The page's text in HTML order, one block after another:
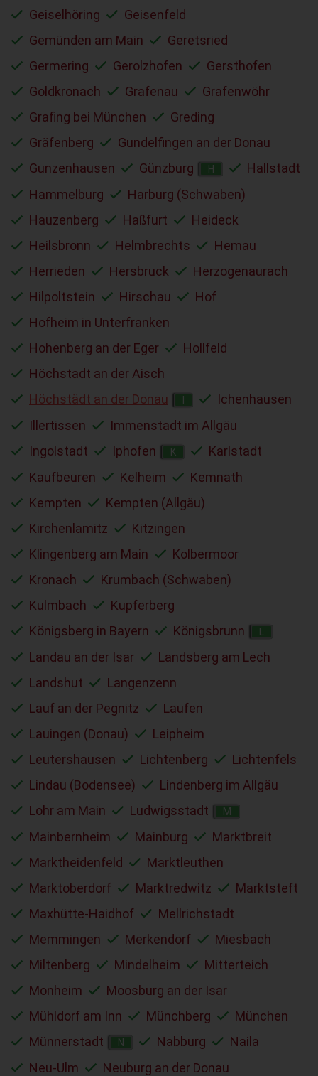
Geiselhöring
Geisenfeld
Gemünden am Main
Geretsried
Germering
Gerolzhofen
Gersthofen
Goldkronach
Grafenau
Grafenwöhr
Grafing bei München
Greding
Gräfenberg
Gundelfingen an der Donau
Gunzenhausen
Günzburg H
Hallstadt
Hammelburg
Harburg (Schwaben)
Hauzenberg
Haßfurt
Heideck
Heilsbronn
Helmbrechts
Hemau
Herrieden
Hersbruck
Herzogenaurach
Hilpoltstein
Hirschau
Hof
Hofheim in Unterfranken
Hohenberg an der Eger
Hollfeld
Höchstadt an der Aisch
Höchstädt an der Donau
Ichenhausen
Illertissen
Immenstadt im Allgäu
Ingolstadt
Iphofen K
Karlstadt
Kaufbeuren
Kelheim
Kemnath
Kempten
Kempten (Allgäu)
Kirchenlamitz
Kitzingen
Klingenberg am Main
Kolbermoor
Kronach
Krumbach (Schwaben)
Kulmbach
Kupferberg
Königsberg in Bayern
Königsbrunn
Landau an der Isar
Landsberg am Lech
Landshut
Langenzenn
Lauf an der Pegnitz
Laufen
Lauingen (Donau)
Leipheim
Leutershausen
Lichtenberg
Lichtenfels
Lindau (Bodensee)
Lindenberg im Allgäu
Lohr am Main
Ludwigsstadt M
Mainbernheim Mainburg
Marktbreit
Marktheidenfeld
Marktleuthen
Marktoberdorf
Marktredwitz
Marktsteft
Maxhütte-Haidhof
Mellrichstadt
Memmingen
Merkendorf
Miesbach
Miltenberg
Mindelheim
Mitterteich
Monheim
Moosburg an der Isar
Mühldorf am Inn
Münchberg
München
Münnerstadt
N Nabburg
Naila
Neu-Ulm
Neuburg an der Donau